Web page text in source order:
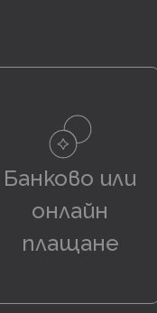
Банково или
онлайн
плащане